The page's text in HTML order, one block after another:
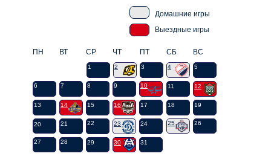
31
30
29
28
27
26
25
23
22 24
16
15 17 18
20
19
21
12
14
13
10 11
8
1
9
2 3 5
4
6 7
ВС
СБ
ПТ
ЧТ
СР
ВТ
ПН
Выездные игры
Домашние игры